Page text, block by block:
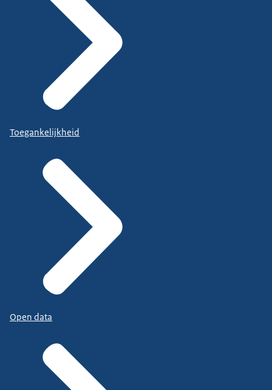
Toegankelijkheid
Open data